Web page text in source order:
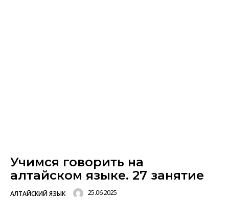
Учимся говорить на
алтайском языке. 27 занятие
АЛТАЙСКИЙ ЯЗЫК 25.06.2025